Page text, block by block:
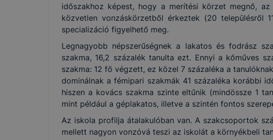
időszakhoz képest, hogy a merítési körzet megnő,
közvetlen vonzáskörzetből érkeztek (20 településről
specializáció figyelhető meg.
Legnagyobb népszerűségnek a lakatos és fodrász
szakma, 16,2 százalék tanulta ezt. Ennyi a kőműves
szakma: 12 fő végzett, ez közel 7 százaléka a
dominálnak a fémipari szakmák 41 százaléka korábbi
hiszen a kovács szakma szinte eltűnik (mindössze 1
mint például a géplakatos, illetve a szintén fontos
Az iskola profilja átalakulóban van. A szakcsoportok
mellett nagyon vonzóvá teszi az iskolát a környékbeli